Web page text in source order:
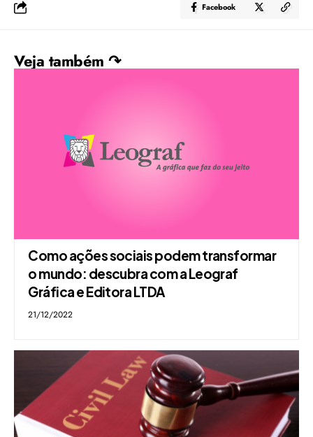
Facebook
Veja também ↷
Como ações sociais podem transformar
o mundo: descubra com a Leograf
Gráfica e Editora LTDA
21/12/2022